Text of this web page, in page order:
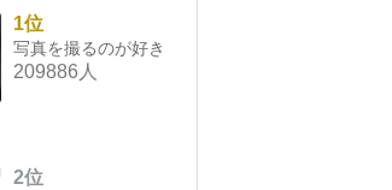
1位
写真を撮るのが好き
209886人
2位